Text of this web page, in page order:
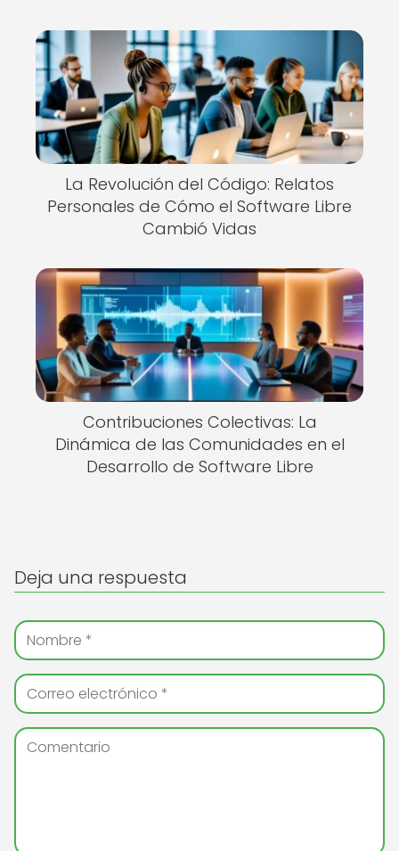
La Revolución del Código: Relatos
Personales de Cómo el Software Libre
Cambió Vidas
Contribuciones Colectivas: La
Dinámica de las Comunidades en el
Desarrollo de Software Libre
Deja una respuesta